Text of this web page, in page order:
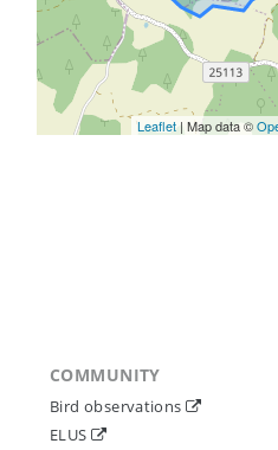
Leaflet| Map data ©
COMMUNITY
Bird observations
ELUS